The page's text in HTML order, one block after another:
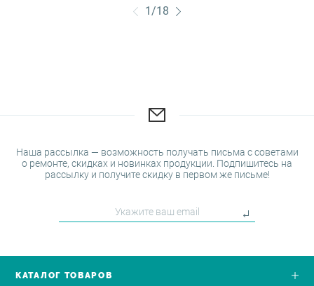
1/18
Наша рассылка — возможность получать письма с советами
о ремонте, скидках и новинках продукции. Подпишитесь на
рассылку и получите скидку в первом же письме!
КАТАЛОГ ТОВАРОВ